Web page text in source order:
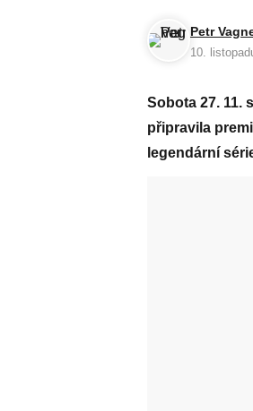
Petr
10.
Sobota 27. 11.
připravila
legendární